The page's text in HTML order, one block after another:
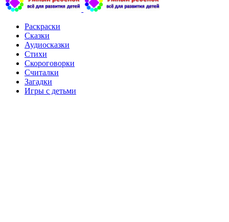
Раскраски
Сказки
Аудиосказки
Стихи
Скороговорки
Считалки
Загадки
Игры с детьми